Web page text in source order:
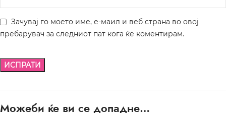
Зачувај го моето име, е-маил и веб страна во овој
пребарувач за следниот пат кога ќе коментирам.
Можеби ќе ви се допадне…